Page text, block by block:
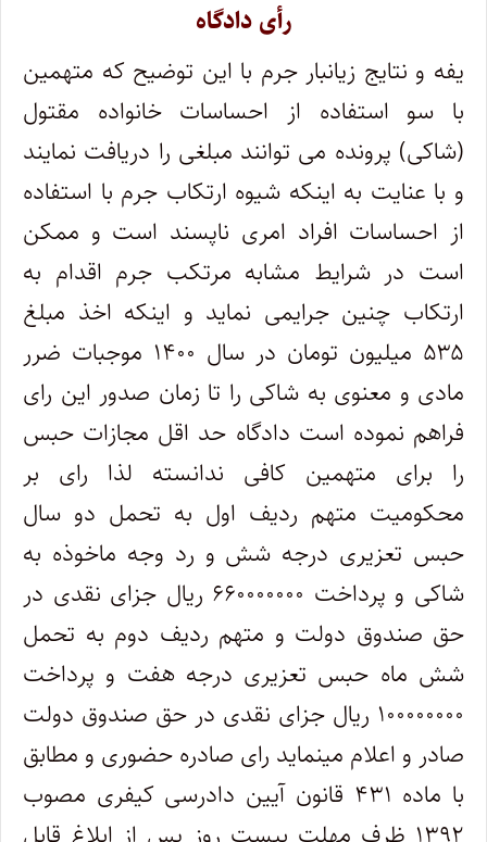
رأی دادگاه
یفه و نتایج زیانبار جرم با این توضیح که متهمین
با سو استفاده از احساسات خانواده مقتول
(شاکی) پرونده می توانند مبلغی را دریافت نمایند
و با عنایت به اینکه شیوه ارتکاب جرم با استفاده
از احساسات افراد امری ناپسند است و ممکن
است در شرایط مشابه مرتکب جرم اقدام به
ارتکاب چنین جرایمی نماید و اینکه اخذ مبلغ
۵۳۵ میلیون تومان در سال ۱۴۰۰ موجبات ضرر
مادی و معنوی به شاکی را تا زمان صدور این رای
فراهم نموده است دادگاه حد اقل مجازات حبس
را برای متهمین کافی ندانسته لذا رای بر
محکومیت متهم ردیف اول به تحمل دو سال
حبس تعزیری درجه شش و رد وجه ماخوذه به
شاکی و پرداخت ۶۶۰۰۰۰۰۰۰ ریال جزای نقدی در
حق صندوق دولت و متهم ردیف دوم به تحمل
شش ماه حبس تعزیری درجه هفت و پرداخت
۱۰۰۰۰۰۰۰۰ ریال جزای نقدی در حق صندوق دولت
صادر و اعلام مینماید رای صادره حضوری و مطابق
با ماده ۴۳۱ قانون آیین دادرسی کیفری مصوب